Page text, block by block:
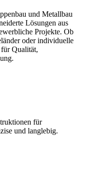
und Metallbau
Lösungen aus
Projekte. Ob
oder individuelle
Qualität,
für
und langlebig.